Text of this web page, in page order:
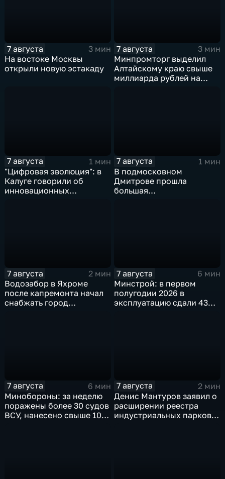
7 августа
3 мин
На востоке Москвы
открыли новую эстакаду
7 августа
3 мин
Минпромторг выделил
Алтайскому краю свыше
миллиарда рублей на
7 августа
1 мин
"Цифровая эволюция": в
Калуге говорили об
инновационных
7 августа
1 мин
В подмосковном
Дмитрове прошла
большая
7 августа
2 мин
Водозабор в Яхроме
после капремонта начал
снабжать город
7 августа
6 мин
Минстрой: в первом
полугодии 2026 в
эксплуатацию сдали 43
7 августа
6 мин
Минобороны: за неделю
поражены более 30 судов
ВСУ, нанесено свыше 10
7 августа
2 мин
Денис Мантуров заявил о
расширении реестра
индустриальных парков в